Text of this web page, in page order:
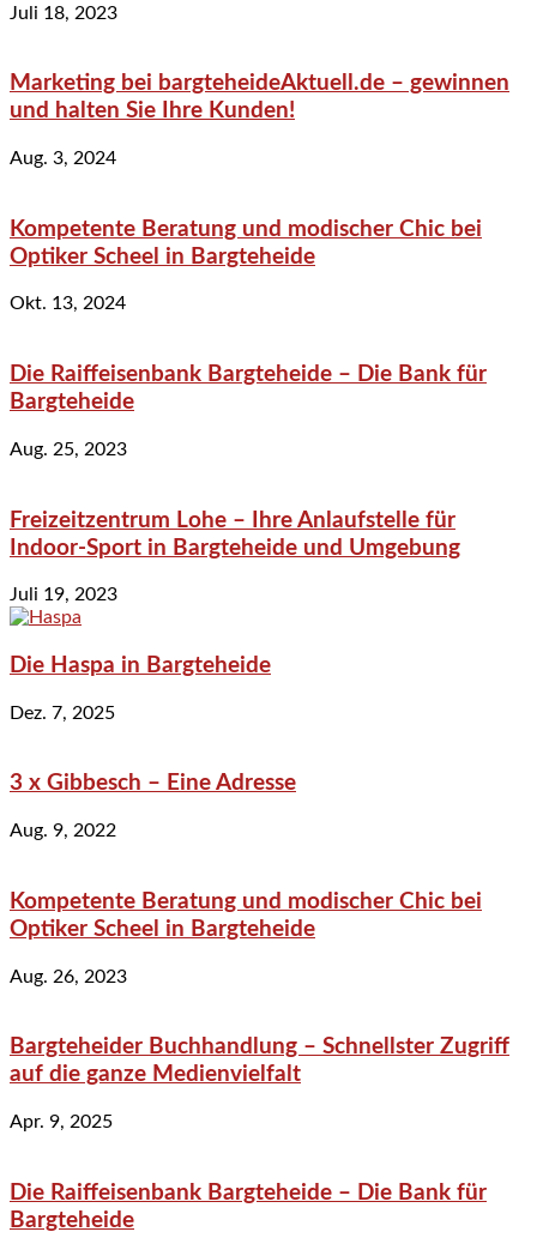
Juli 18, 2023
Marketing bei bargteheideAktuell.de – gewinnen
und halten Sie Ihre Kunden!
Aug. 3, 2024
Kompetente Beratung und modischer Chic bei
Optiker Scheel in Bargteheide
Okt. 13, 2024
Die Raiffeisenbank Bargteheide – Die Bank für
Bargteheide
Aug. 25, 2023
Freizeitzentrum Lohe – Ihre Anlaufstelle für
Indoor-Sport in Bargteheide und Umgebung
Juli 19, 2023
Die Haspa in Bargteheide
Dez. 7, 2025
3 x Gibbesch – Eine Adresse
Aug. 9, 2022
Kompetente Beratung und modischer Chic bei
Optiker Scheel in Bargteheide
Aug. 26, 2023
Bargteheider Buchhandlung – Schnellster Zugriff
auf die ganze Medienvielfalt
Apr. 9, 2025
Die Raiffeisenbank Bargteheide – Die Bank für
Bargteheide